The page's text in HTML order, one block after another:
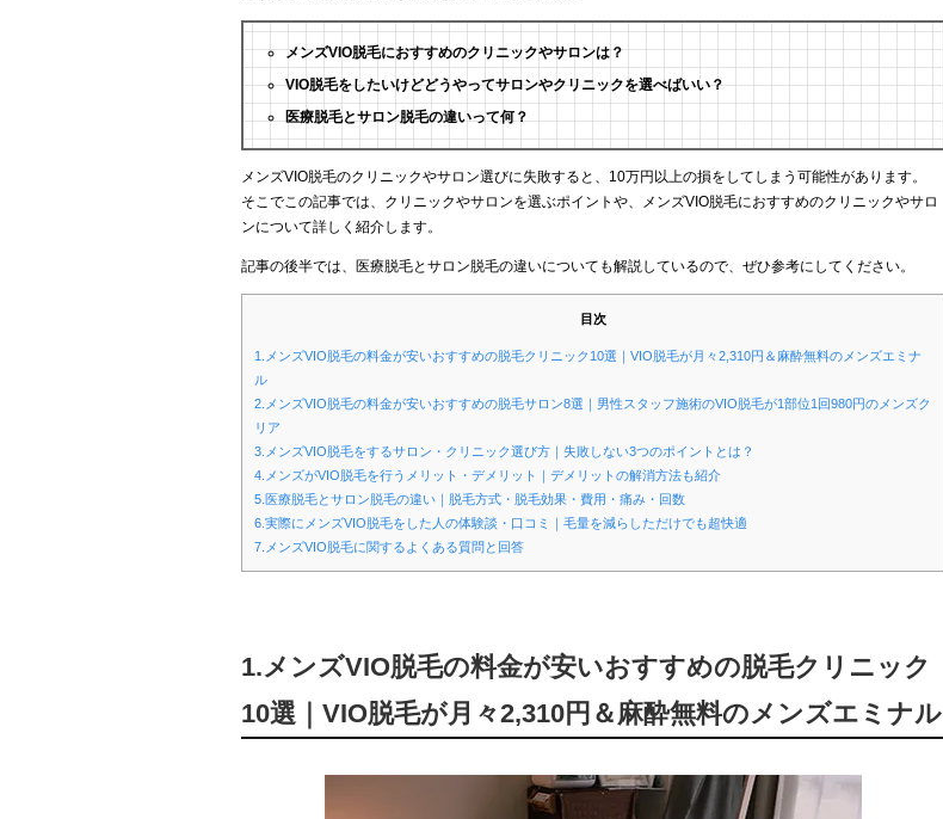
メンズVIO脱毛におすすめのクリニックやサロンは？
VIO脱毛をしたいけどどうやってサロンやクリニックを選べばいい？
医療脱毛とサロン脱毛の違いって何？
メンズVIO脱毛のクリニックやサロン選びに失敗すると、10万円以上の損をしてしまう可能性があります。
そこでこの記事では、クリニックやサロンを選ぶポイントや、メンズVIO脱毛におすすめのクリニックやサロ
ンについて詳しく紹介します。
記事の後半では、医療脱毛とサロン脱毛の違いについても解説しているので、ぜひ参考にしてください。
目次
1.メンズVIO脱毛の料金が安いおすすめの脱毛クリニック10選｜VIO脱毛が月々2,310円＆麻酔無料のメンズエミナ
ル
2.メンズVIO脱毛の料金が安いおすすめの脱毛サロン8選｜男性スタッフ施術のVIO脱毛が1部位1回980円のメンズク
リア
3.メンズVIO脱毛をするサロン・クリニック選び方｜失敗しない3つのポイントとは？
4.メンズがVIO脱毛を行うメリット・デメリット｜デメリットの解消方法も紹介
5.医療脱毛とサロン脱毛の違い｜脱毛方式・脱毛効果・費用・痛み・回数
6.実際にメンズVIO脱毛をした人の体験談・口コミ｜毛量を減らしただけでも超快適
7.メンズVIO脱毛に関するよくある質問と回答
1.メンズVIO脱毛の料金が安いおすすめの脱毛クリニック
10選｜VIO脱毛が月々2,310円＆麻酔無料のメンズエミナル